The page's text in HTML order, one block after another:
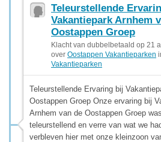
Teleurstellende
Vakantiepark Arnhem
Oostappen Groep
Klacht van dubbelbetaald op 21
over Oostappen Vakantieparken
Vakantieparken
Teleurstellende Ervaring bij
Oostappen Groep Onze ervaring bij
Arnhem van de Oostappen Groep
teleurstellend en verre van wat we
verbleven hier met onze kleinzoon